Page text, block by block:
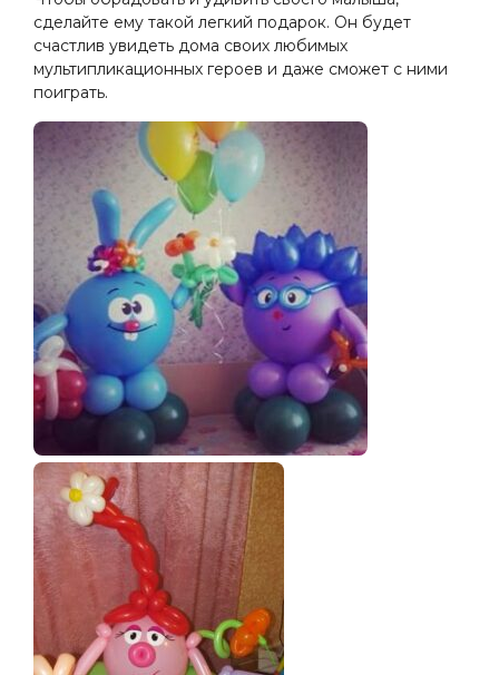
сделайте ему такой легкий подарок. Он будет
счастлив увидеть дома своих любимых
мультипликационных героев и даже сможет с ними
поиграть.